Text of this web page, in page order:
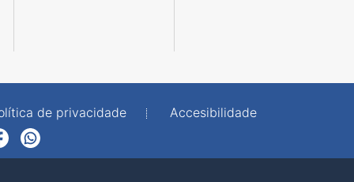
de privacidade
Accesibilidade